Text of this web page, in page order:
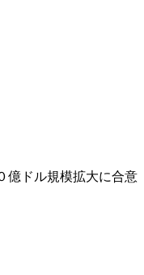
億ドル規模拡大に合意